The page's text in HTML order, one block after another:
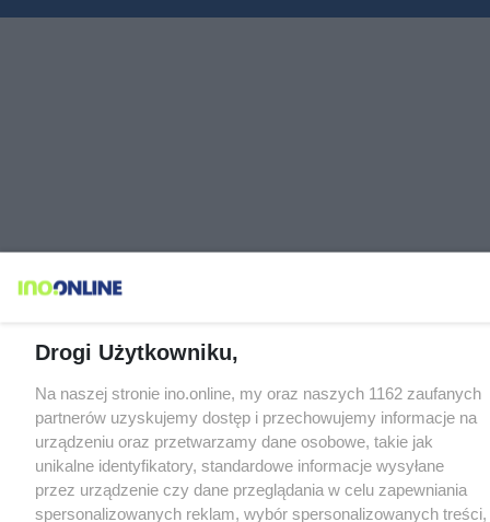
Drogi Użytkowniku,
Na naszej stronie ino.online, my oraz naszych 1162 zaufanych
partnerów uzyskujemy dostęp i przechowujemy informacje na
urządzeniu oraz przetwarzamy dane osobowe, takie jak
unikalne identyfikatory, standardowe informacje wysyłane
przez urządzenie czy dane przeglądania w celu zapewniania
spersonalizowanych reklam, wybór spersonalizowanych treści,